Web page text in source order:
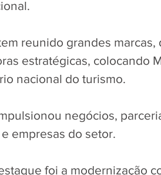
reunido grandes
estratégicas, colocando
nacional do turismo.
negócios,
empresas do setor.
foi a modernização